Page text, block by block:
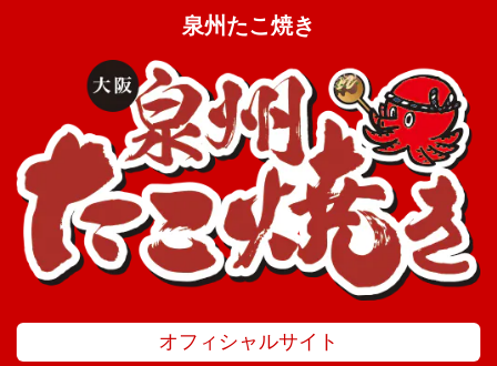
泉州たこ焼き
オフィシャルサイト